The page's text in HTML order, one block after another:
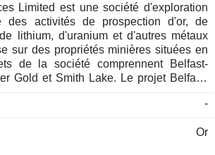
Limited est une société d'exploration
des activités de prospection d'or, de
lithium, d'uranium et d'autres métaux
sur des propriétés minières situées en
de la société comprennent Belfast-
Gold et Smith Lake. Le projet Belfast-
de Temagami, au nord-est de Sudbury,
Golden Rose, la propriété DGC et la
-
Or